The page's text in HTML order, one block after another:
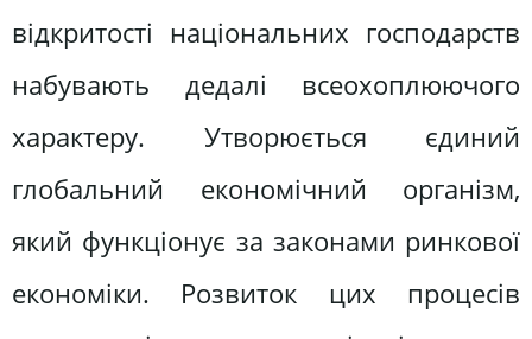
відкритості національних господарств
набувають дедалі всеохоплюючого
характеру. Утворюється єдиний
глобальний економічний організм,
який функціонує за законами ринкової
економіки. Розвиток цих процесів